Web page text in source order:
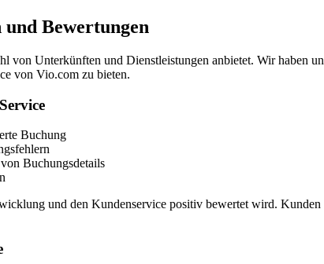
Bewertungen
von Unterkünften und Dienstleistungen anbietet. Wir haben
von Vio.com zu bieten.
Buchung
Buchungsdetails
und den Kundenservice positiv bewertet wird.